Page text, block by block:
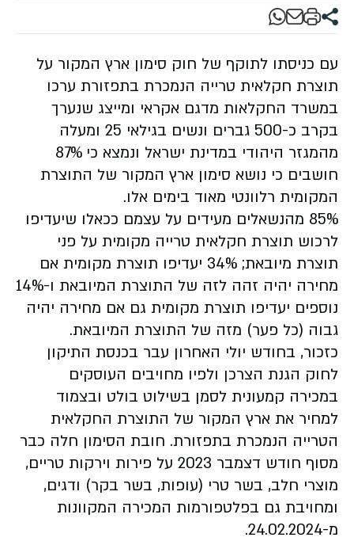
עם כניסתו לתוקף של חוק סימון ארץ המקור על
תוצרת חקלאית טרייה הנמכרת בתפזורת ערכו
במשרד החקלאות מדגם אקראי ומייצג שנערך
בקרב כ-500 גברים ונשים בגילאי 25 ומעלה
מהמגזר היהודי במדינת ישראל ונמצא כי 87%
חושבים כי נושא סימון ארץ המקור של התוצרת
המקומית רלוונטי מאוד בימים אלו.
85% מהנשאלים מעידים על עצמם ככאלו שיעדיפו
לרכוש תוצרת חקלאית טרייה מקומית על פני
תוצרת מיובאת; 34% יעדיפו תוצרת מקומית אם
מחירה יהיה זהה לזה של התוצרת המיובאת ו-14%
נוספים יעדיפו תוצרת מקומית גם אם מחירה יהיה
גבוה (כל פער) מזה של התוצרת המיובאת.
כזכור, בחודש יולי האחרון עבר בכנסת התיקון
לחוק הגנת הצרכן ולפיו מחויבים העוסקים
במכירה קמעונית לסמן בשילוט בולט ובצמוד
למחיר את ארץ המקור של התוצרת החקלאית
הטרייה הנמכרת בתפזורת. חובת הסימון חלה כבר
מסוף חודש דצמבר 2023 על פירות וירקות טריים,
מוצרי חלב, בשר טרי (עופות, בשר בקר) ודגים,
ומחויבת גם בפלטפורמות המכירה המקוונות
מ-24.02.2024.